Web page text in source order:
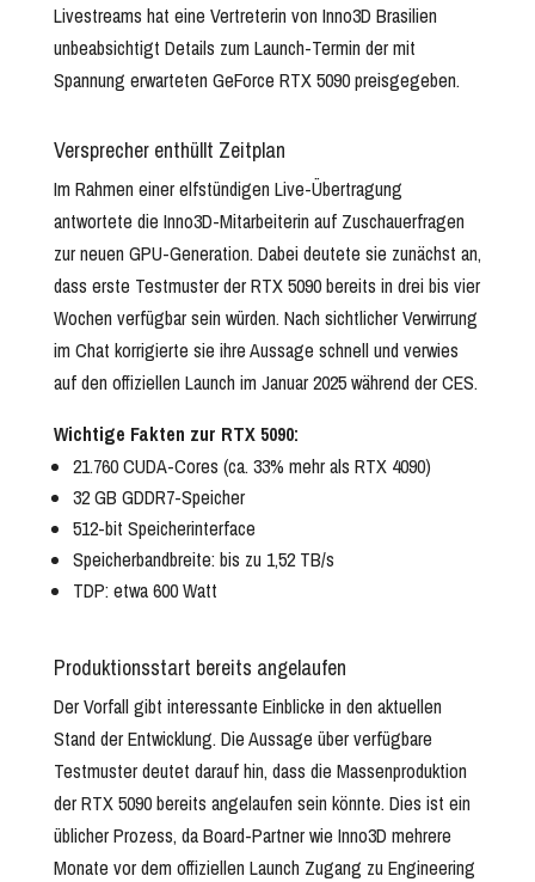
Livestreams hat eine Vertreterin von Inno3D Brasilien
unbeabsichtigt Details zum Launch-Termin der mit
Spannung erwarteten GeForce RTX 5090 preisgegeben.
Versprecher enthüllt Zeitplan
Im Rahmen einer elfstündigen Live-Übertragung
antwortete die Inno3D-Mitarbeiterin auf Zuschauerfragen
zur neuen GPU-Generation. Dabei deutete sie zunächst an,
dass erste Testmuster der RTX 5090 bereits in drei bis vier
Wochen verfügbar sein würden. Nach sichtlicher Verwirrung
im Chat korrigierte sie ihre Aussage schnell und verwies
auf den offiziellen Launch im Januar 2025 während der CES.
Wichtige Fakten zur RTX 5090:
21.760 CUDA-Cores (ca. 33% mehr als RTX 4090)
32 GB GDDR7-Speicher
512-bit Speicherinterface
Speicherbandbreite: bis zu 1,52 TB/s
TDP: etwa 600 Watt
Produktionsstart bereits angelaufen
Der Vorfall gibt interessante Einblicke in den aktuellen
Stand der Entwicklung. Die Aussage über verfügbare
Testmuster deutet darauf hin, dass die Massenproduktion
der RTX 5090 bereits angelaufen sein könnte. Dies ist ein
üblicher Prozess, da Board-Partner wie Inno3D mehrere
Monate vor dem offiziellen Launch Zugang zu Engineering